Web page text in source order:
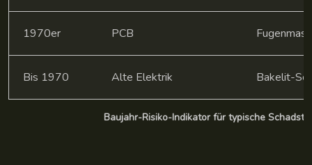
Baujahr-Risiko-Indikator für typische
1970er PCB
Bis 1970 Alte Elektrik Bakelit-